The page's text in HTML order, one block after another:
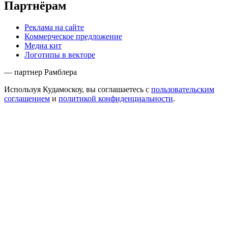
Партнёрам
Реклама на сайте
Коммерческое предложение
Медиа кит
Логотипы в векторе
— партнер Рамблера
Используя Кудамоскоу, вы соглашаетесь с пользовательским
соглашением и политикой конфиденциальности.